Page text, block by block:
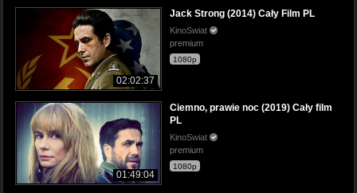
02:02:37
Jack Strong (2014) Cały Film PL
KinoSwiat
premium
1080p
01:49:04
Ciemno, prawie noc (2019) Cały film
PL
KinoSwiat
premium
1080p